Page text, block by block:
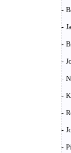
-
-
-
-
-
-
-
-
-